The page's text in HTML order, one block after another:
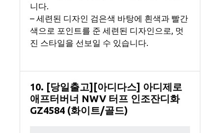
니다.
– 세련된 디자인 검은색 바탕에 흰색과 빨간
색으로 포인트를 준 세련된 디자인으로, 멋
진 스타일을 선보일 수 있습니다.
10. [당일출고][아디다스] 아디제로
애프터버너 NWV 터프 인조잔디화
GZ4584 (화이트/골드)